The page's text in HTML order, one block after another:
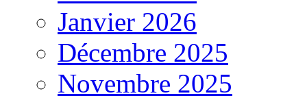
Janvier 2026
Décembre 2025
Novembre 2025